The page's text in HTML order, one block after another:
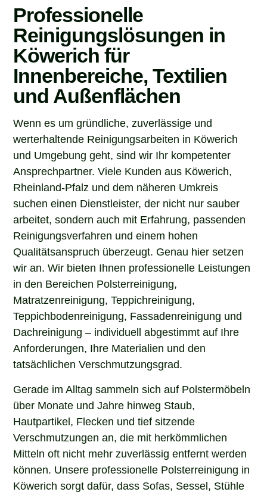
Professionelle
Reinigungslösungen in
Köwerich für
Innenbereiche, Textilien
und Außenflächen
Wenn es um gründliche, zuverlässige und
werterhaltende Reinigungsarbeiten in Köwerich
und Umgebung geht, sind wir Ihr kompetenter
Ansprechpartner. Viele Kunden aus Köwerich,
Rheinland-Pfalz und dem näheren Umkreis
suchen einen Dienstleister, der nicht nur sauber
arbeitet, sondern auch mit Erfahrung, passenden
Reinigungsverfahren und einem hohen
Qualitätsanspruch überzeugt. Genau hier setzen
wir an. Wir bieten Ihnen professionelle Leistungen
in den Bereichen Polsterreinigung,
Matratzenreinigung, Teppichreinigung,
Teppichbodenreinigung, Fassadenreinigung und
Dachreinigung – individuell abgestimmt auf Ihre
Anforderungen, Ihre Materialien und den
tatsächlichen Verschmutzungsgrad.
Gerade im Alltag sammeln sich auf Polstermöbeln
über Monate und Jahre hinweg Staub,
Hautpartikel, Flecken und tief sitzende
Verschmutzungen an, die mit herkömmlichen
Mitteln oft nicht mehr zuverlässig entfernt werden
können. Unsere professionelle Polsterreinigung in
Köwerich sorgt dafür, dass Sofas, Sessel, Stühle